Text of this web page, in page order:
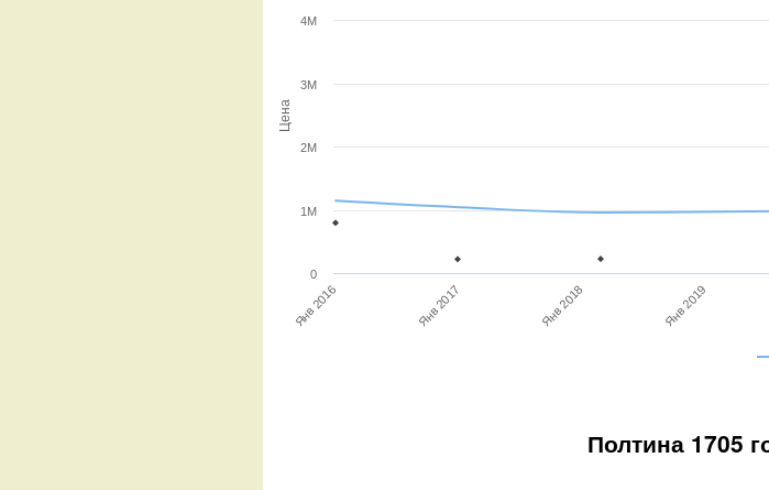
Цена
Янв 2016 Янв 2017 Янв 2018 Янв 2019
0
1M
2M
3M
4M
Полтина 1705